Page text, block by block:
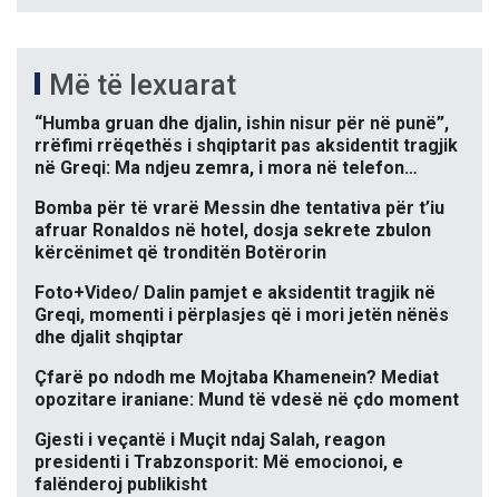
Më të lexuarat
“Humba gruan dhe djalin, ishin nisur për në punë”,
rrëfimi rrëqethës i shqiptarit pas aksidentit tragjik
në Greqi: Ma ndjeu zemra, i mora në telefon…
Bomba për të vrarë Messin dhe tentativa për t’iu
afruar Ronaldos në hotel, dosja sekrete zbulon
kërcënimet që tronditën Botërorin
Foto+Video/ Dalin pamjet e aksidentit tragjik në
Greqi, momenti i përplasjes që i mori jetën nënës
dhe djalit shqiptar
Çfarë po ndodh me Mojtaba Khamenein? Mediat
opozitare iraniane: Mund të vdesë në çdo moment
Gjesti i veçantë i Muçit ndaj Salah, reagon
presidenti i Trabzonsporit: Më emocionoi, e
falënderoj publikisht